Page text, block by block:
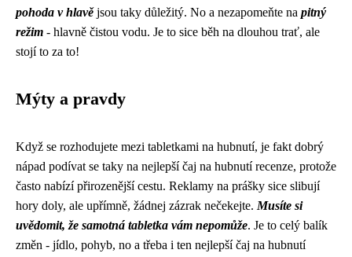
pohoda v hlavějsou taky důležitý. No a nezapomeňte na pitný
režim - hlavně čistou vodu. Je to sice běh na dlouhou trať, ale
stojí to za to!
Mýty a pravdy
Když se rozhodujete mezi tabletkami na hubnutí, je fakt dobrý
nápad podívat se taky na nejlepší čaj na hubnutí recenze, protože
často nabízí přirozenější cestu. Reklamy na prášky sice slibují
hory doly, ale upřímně, žádnej zázrak nečekejte. Musíte si
uvědomit, že samotná tabletka vám nepomůže. Je to celý balík
změn - jídlo, pohyb, no a třeba i ten nejlepší čaj na hubnutí